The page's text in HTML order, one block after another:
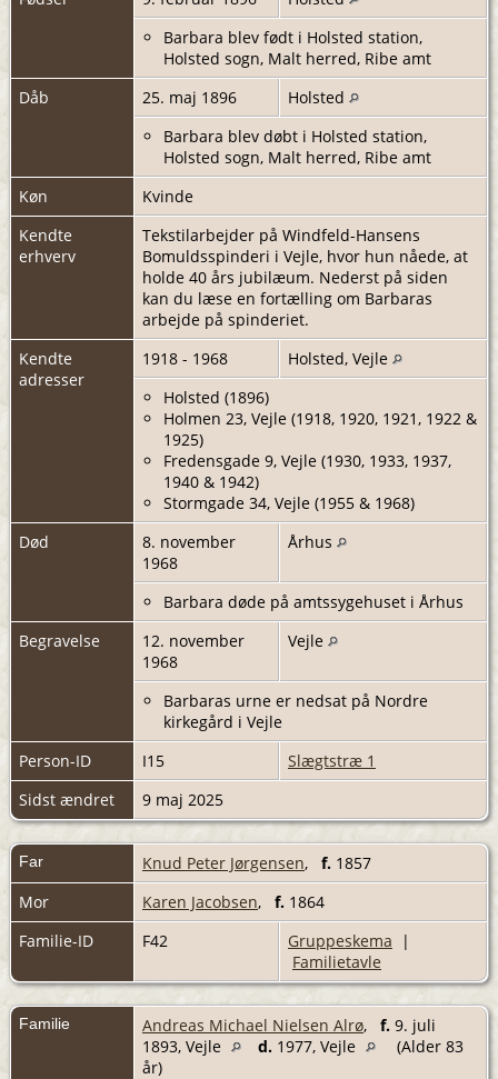
Barbara blev født i Holsted station,
Holsted sogn, Malt herred, Ribe amt
Dåb
25. maj 1896
Holsted
Barbara blev døbt i Holsted station,
Holsted sogn, Malt herred, Ribe amt
Køn
Kvinde
Kendte
erhverv
Tekstilarbejder på Windfeld-Hansens
Bomuldsspinderi i Vejle, hvor hun nåede, at
holde 40 års jubilæum. Nederst på siden
kan du læse en fortælling om Barbaras
arbejde på spinderiet.
Kendte
adresser
1918 - 1968
Holsted, Vejle
Holsted (1896)
Holmen 23, Vejle (1918, 1920, 1921, 1922 &
1925)
Fredensgade 9, Vejle (1930, 1933, 1937,
1940 & 1942)
Stormgade 34, Vejle (1955 & 1968)
Død
8. november
1968
Århus
Barbara døde på amtssygehuset i Århus
Begravelse
12. november
1968
Vejle
Barbaras urne er nedsat på Nordre
kirkegård i Vejle
Person-ID
I15
Slægtstræ 1
Sidst ændret
9 maj 2025
Far Knud Peter Jørgensen, f. 1857
Mor
Karen Jacobsen, f. 1864
Familie-ID
F42 Gruppeskema |
Familietavle
Familie Andreas Michael Nielsen Alrø, f. 9. juli
1893, Vejle
d. 1977, Vejle
(Alder 83
år)